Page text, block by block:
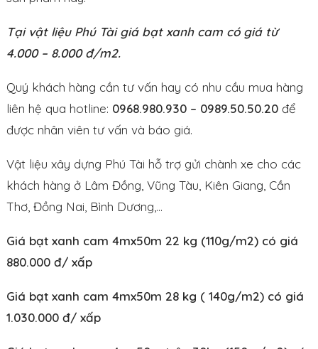
Tại vật liệu Phú Tài giá bạt xanh cam có giá từ
4.000 – 8.000 đ/m2.
Quý khách hàng cần tư vấn hay có nhu cầu mua hàng
liên hệ qua hotline: 0968.980.930 – 0989.50.50.20 để
được nhân viên tư vấn và báo giá.
Vật liệu xây dựng Phú Tài hỗ trợ gửi chành xe cho các
khách hàng ở Lâm Đồng, Vũng Tàu, Kiên Giang, Cần
Thơ, Đồng Nai, Bình Dương,…
Giá bạt xanh cam 4mx50m 22 kg (110g/m2) có giá
880.000 đ/ xấp
Giá bạt xanh cam 4mx50m 28 kg ( 140g/m2) có giá
1.030.000 đ/ xấp